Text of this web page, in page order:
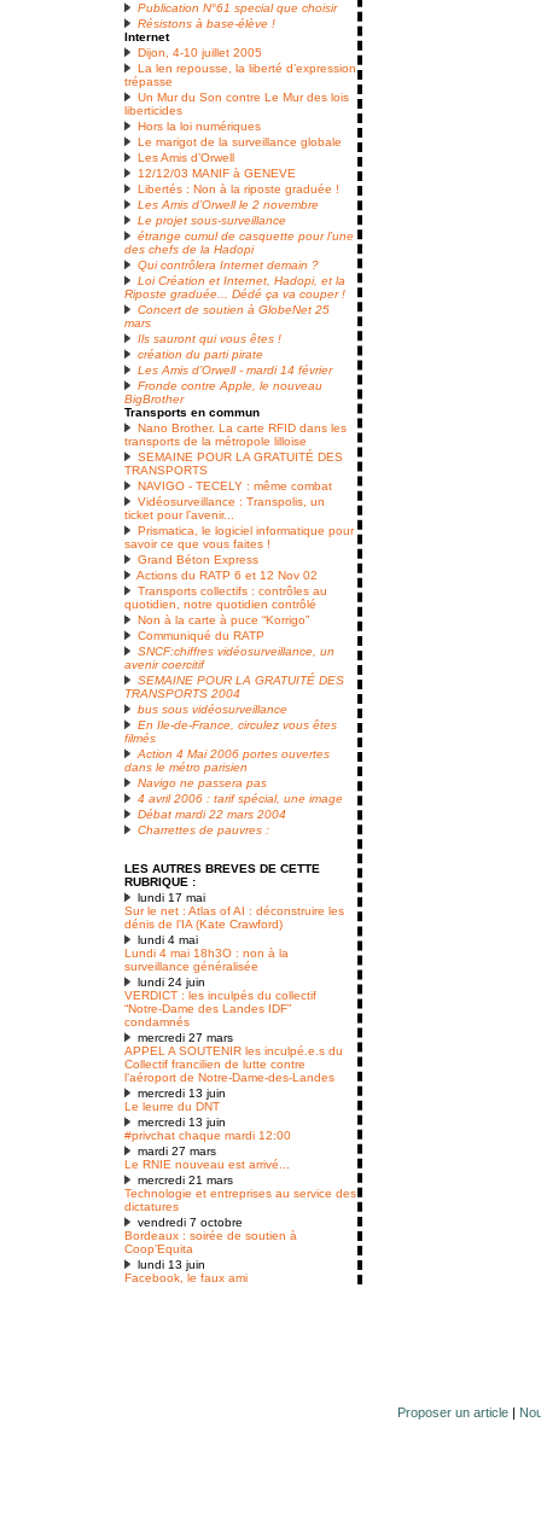
Publication N°61 special que choisir
Résistons à base-élève !
Internet
Dijon, 4-10 juillet 2005
La len repousse, la liberté d’expression
trépasse
Un Mur du Son contre Le Mur des lois
liberticides
Hors la loi numériques
Le marigot de la surveillance globale
Les Amis d’Orwell
12/12/03 MANIF à GENEVE
Libertés : Non à la riposte graduée !
Les Amis d’Orwell le 2 novembre
Le projet sous-surveillance
étrange cumul de casquette pour l’une
des chefs de la Hadopi
Qui contrôlera Internet demain ?
Loi Création et Internet, Hadopi, et la
Riposte graduée... Dédé ça va couper !
Concert de soutien à GlobeNet 25
mars
Ils sauront qui vous êtes !
création du parti pirate
Les Amis d’Orwell - mardi 14 février
Fronde contre Apple, le nouveau
BigBrother
Transports en commun
Nano Brother. La carte RFID dans les
transports de la métropole lilloise
SEMAINE POUR LA GRATUITÉ DES
TRANSPORTS
NAVIGO - TECELY : même combat
Vidéosurveillance : Transpolis, un
ticket pour l’avenir...
Prismatica, le logiciel informatique pour
savoir ce que vous faites !
Grand Béton Express
Actions du RATP 6 et 12 Nov 02
Transports collectifs : contrôles au
quotidien, notre quotidien contrôlé
Non à la carte à puce “Korrigo”
Communiqué du RATP
SNCF:chiffres vidéosurveillance, un
avenir coercitif
SEMAINE POUR LA GRATUITÉ DES
TRANSPORTS 2004
bus sous vidéosurveillance
En Ile-de-France, circulez vous êtes
filmés
Action 4 Mai 2006 portes ouvertes
dans le métro parisien
Navigo ne passera pas
4 avril 2006 : tarif spécial, une image
Débat mardi 22 mars 2004
Charrettes de pauvres :
LES AUTRES BREVES DE CETTE
RUBRIQUE :
lundi 17 mai
Sur le net : Atlas of AI : déconstruire les
dénis de l’IA (Kate Crawford)
lundi 4 mai
Lundi 4 mai 18h3O : non à la
surveillance généralisée
lundi 24 juin
VERDICT : les inculpés du collectif
“Notre-Dame des Landes IDF”
condamnés
mercredi 27 mars
APPEL A SOUTENIR les inculpé.e.s du
Collectif francilien de lutte contre
l’aéroport de Notre-Dame-des-Landes
mercredi 13 juin
Le leurre du DNT
mercredi 13 juin
#privchat chaque mardi 12:00
mardi 27 mars
Le RNIE nouveau est arrivé...
mercredi 21 mars
Technologie et entreprises au service des
dictatures
vendredi 7 octobre
Bordeaux : soirée de soutien à
Coop’Equita
lundi 13 juin
Facebook, le faux ami
Proposer un article |